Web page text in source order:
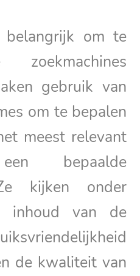
om te
gebruik van
om te bepalen
meest relevant
bepaalde
kijken onder
inhoud van de
de kwaliteit van